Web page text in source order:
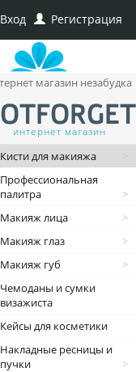
Вход Регистрация
интернет магазин
Кисти для макияжа
Профессиональная
палитра
Макияж лица
Макияж глаз
Макияж губ
Чемоданы и сумки
визажиста
Кейсы для косметики
Накладные ресницы и
пучки